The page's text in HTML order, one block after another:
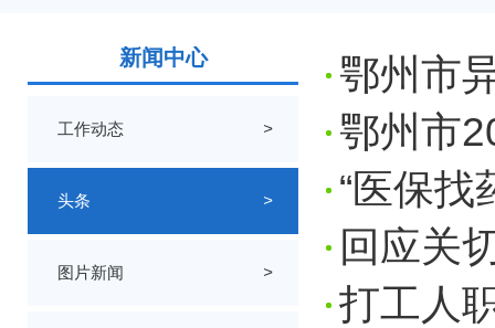
新闻中心
工作动态 >
头条 >
图片新闻 >
鄂州市
鄂州市
“医保找
回应关
打工人